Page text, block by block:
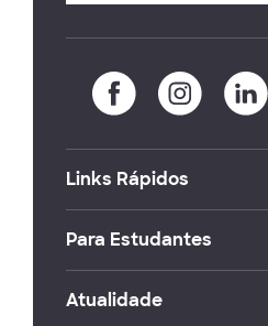
Links Rápidos
Para Estudantes
Atualidade